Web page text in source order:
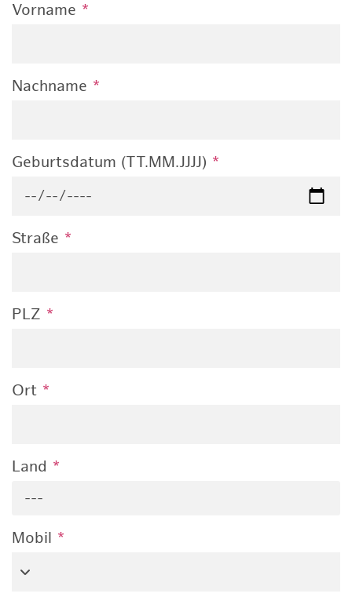
Vorname *
Nachname *
Geburtsdatum (TT.MM.JJJJ) *
Straße *
PLZ *
Ort *
Land *
---
Mobil *